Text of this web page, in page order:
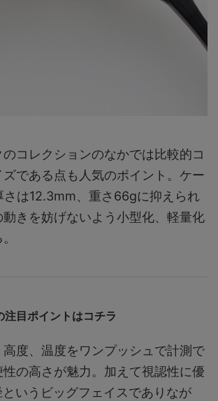
コレクションのなかでは比較的コ
である点も人気のポイント。ケー
は12.3mm、重さ66gに抑えられ
きを妨げないよう小型化、軽量化
注目ポイントはコチラ
高度、温度をワンプッシュで計測で
性の高さが魅力。加えて視認性に優
いうビッグフェイスでありなが